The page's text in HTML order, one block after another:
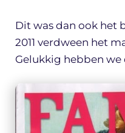
Dit was dan ook het
2011 verdween het
Gelukkig hebben